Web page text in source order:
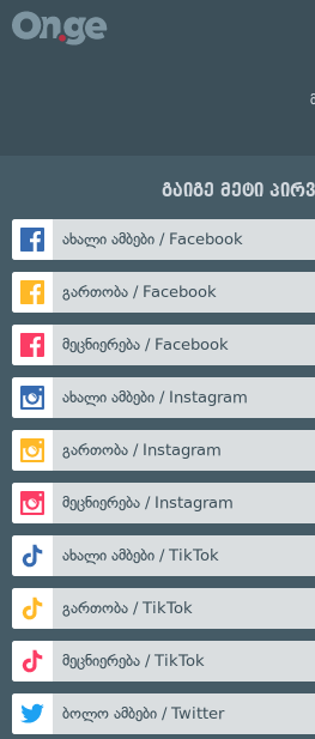
გაიგე მეტი
ახალი ამბები / Facebook
გართობა / Facebook
მეცნიერება / Facebook
ახალი ამბები / Instagram
გართობა / Instagram
მეცნიერება / Instagram
ახალი ამბები / TikTok
გართობა / TikTok
მეცნიერება / TikTok
ბოლო ამბები / Twitter